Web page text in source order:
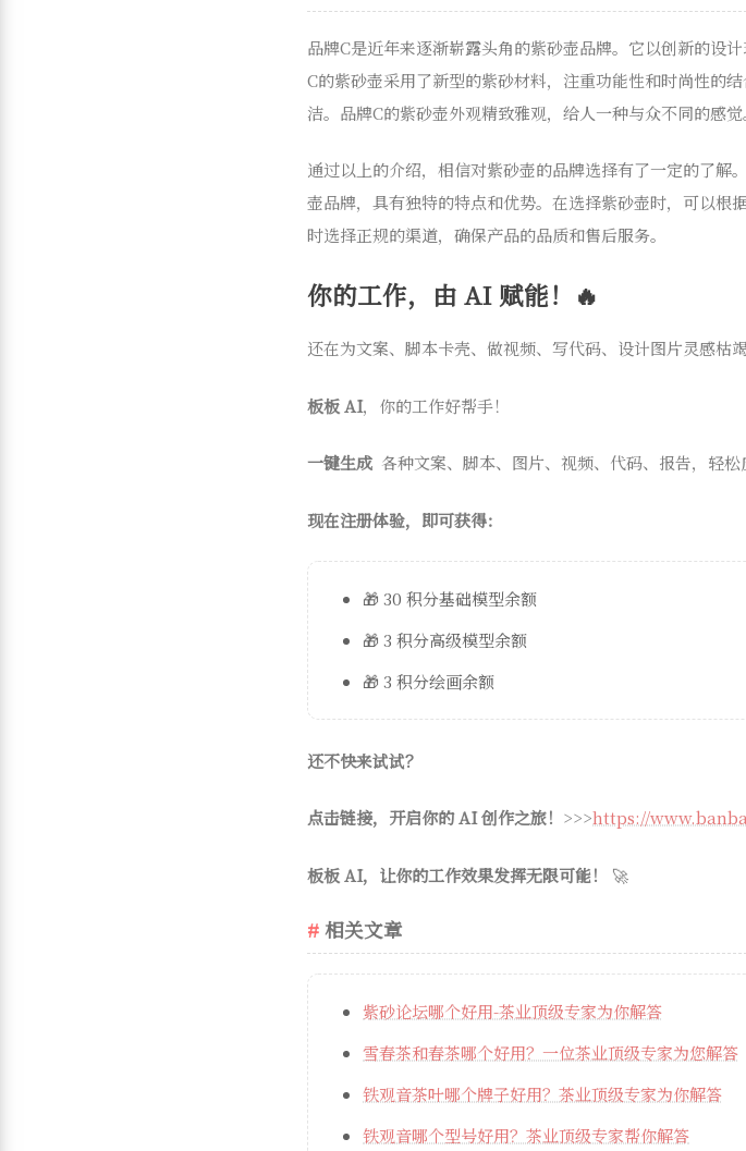
品牌C是近年来逐渐崭露头角的紫砂壶品牌。它以创新的设
C的紫砂壶采用了新型的紫砂材料，注重功能性和时尚性的
洁。品牌C的紫砂壶外观精致雅观，给人一种与众不同的感觉
通过以上的介绍，相信对紫砂壶的品牌选择有了一定的了
壶品牌，具有独特的特点和优势。在选择紫砂壶时，可以根
时选择正规的渠道，确保产品的品质和售后服务。
你的工作，由 AI 赋能！🔥
还在为文案、脚本卡壳、做视频、写代码、设计图片灵感枯
板板 AI，你的工作好帮手！
一键生成 各种文案、脚本、图片、视频、代码、报告，轻松
现在注册体验，即可获得：
🎁 30 积分基础模型余额
🎁 3 积分高级模型余额
🎁 3 积分绘画余额
还不快来试试？
点击链接，开启你的 AI 创作之旅！ >>>https://
板板 AI，让你的工作效果发挥无限可能！ 🚀
相关文章
紫砂论坛哪个好用-茶业顶级专家为你解答
雪春茶和春茶哪个好用？一位茶业顶级专家为您解答
铁观音茶叶哪个牌子好用？茶业顶级专家为你解答
铁观音哪个型号好用？茶业顶级专家帮你解答